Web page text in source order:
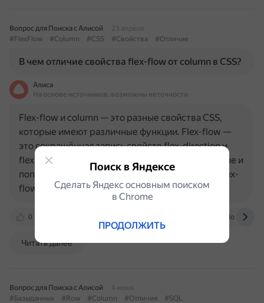
Вопрос для Поиска с Алисой
23 апреля
#FlexFlow
#Column #CSS #Свойства #Отличие
В чем отличие свойства flex-flow от column в CSS?
Алиса
На основе источников, возможны неточности
0 shpargalkablog.ru
Flex-flow и column — это разные свойства CSS,
которые имеют различные функции. Flex-flow —
это сокращённая запись свойств flex-direction и
flex-wrap, которые вместе определяют основные и
поперечные оси flex-контейнера. С помощью flex-
flow можно…
Читать далее
Вопрос для Поиска с Алисой
4 июня
#Базыданных
#Row #Column #Отличия #SQL
Поиск в Яндексе
Сделать Яндекс основным поиском
в Сhrome
ПРОДОЛЖИТЬ